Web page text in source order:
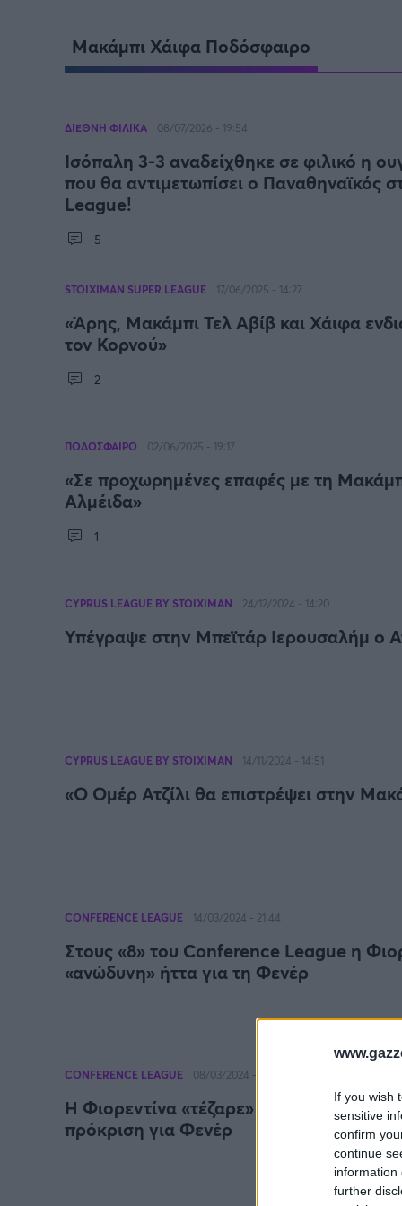
If you wish
sensitive
confirm
continue
information
further
Πυγμαχία
Μακάμπι Χάιφα Ποδόσφαιρο
ΔΙΕΘΝΗ ΦΙΛΙΚΑ 08/07/2026 - 19:54
Ισόπαλη 3-3 αναδείχθηκε σε φιλικό η
που θα αντιμετωπίσει ο Παναθηναϊκός
League!
5
STOIXIMAN SUPER LEAGUE 17/06/2025 - 14:27
«Άρης, Μακάμπι Τελ Αβίβ και Χάιφα
τον Κορνού»
2
ΠΟΔΟΣΦΑΙΡΟ 02/06/2025 - 19:17
«Σε προχωρημένες επαφές με τη
Αλμέιδα»
1
CYPRUS LEAGUE BY STOIXIMAN 24/12/2024 - 14:20
Υπέγραψε στην Μπεϊτάρ Ιερουσαλήμ ο
CYPRUS LEAGUE BY STOIXIMAN 14/11/2024 - 14:51
«Ο Ομέρ Ατζίλι θα επιστρέψει στην
CONFERENCE LEAGUE 14/03/2024 - 21:44
Στους «8» του Conference League η
«ανώδυνη» ήττα για τη Φενέρ
CONFERENCE LEAGUE 08/03/2024 - 00:02
Η Φιορεντίνα «τέζαρε» τη Μακάμπι στο
πρόκριση για Φενέρ